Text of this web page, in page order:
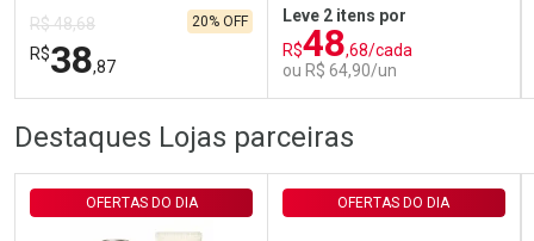
R$ 48,68
R$38,87
20% OFF
FECHAR
Laboratório
FECHAR
Por Menos
Leve 2 itens por
R$48,68/cada
ou R$ 64,90/un
Por Menos
Destaques Lojas parceiras
OFERTAS DO DIA OFERTAS DO DIA